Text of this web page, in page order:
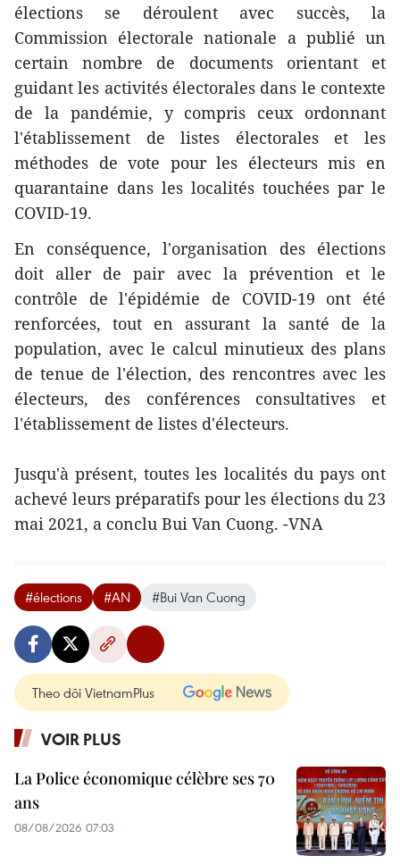
élections se déroulent avec succès, la
Commission électorale nationale a publié un
certain nombre de documents orientant et
guidant les activités électorales dans le contexte
de la pandémie, y compris ceux ordonnant
l'établissement de listes électorales et les
méthodes de vote pour les électeurs mis en
quarantaine dans les localités touchées par le
COVID-19.
En conséquence, l'organisation des élections
doit aller de pair avec la prévention et le
contrôle de l'épidémie de COVID-19 ont été
renforcées, tout en assurant la santé de la
population, avec le calcul minutieux des plans
de tenue de l'élection, des rencontres avec les
électeurs, des conférences consultatives et
l'établissement de listes d'électeurs.
Jusqu'à présent, toutes les localités du pays ont
achevé leurs préparatifs pour les élections du 23
mai 2021, a conclu Bui Van Cuong. -VNA
#élections #AN #Bui Van Cuong
Theo dõi VietnamPlus
VOIR PLUS
La Police économique célèbre ses 70
ans
08/08/2026 07:03